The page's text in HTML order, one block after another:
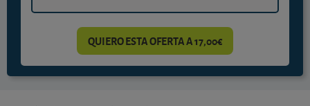
QUIERO ESTA OFERTA A 17,00€